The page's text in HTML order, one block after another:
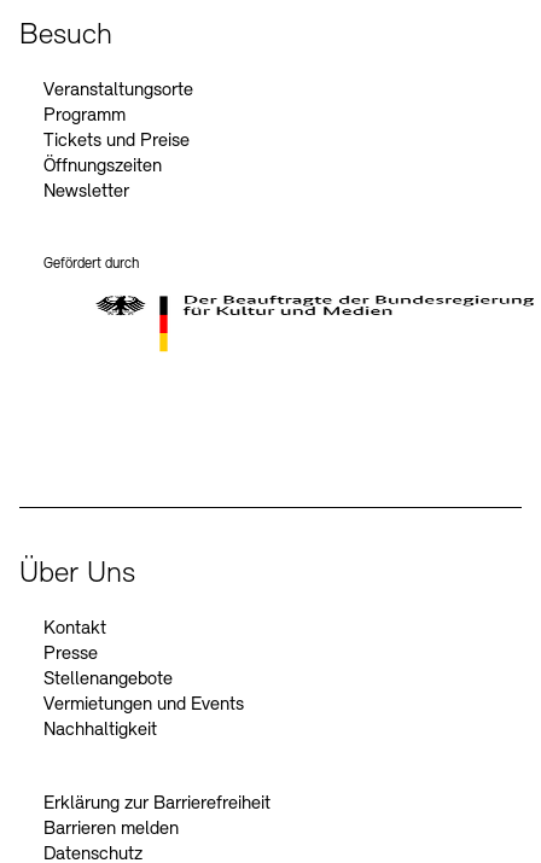
Besuch
Veranstaltungsorte
Programm
Tickets und Preise
Öffnungszeiten
Newsletter
Gefördert durch
Über Uns
Kontakt
Presse
Stellenangebote
Vermietungen und Events
Nachhaltigkeit
Erklärung zur Barrierefreiheit
Barrieren melden
Datenschutz